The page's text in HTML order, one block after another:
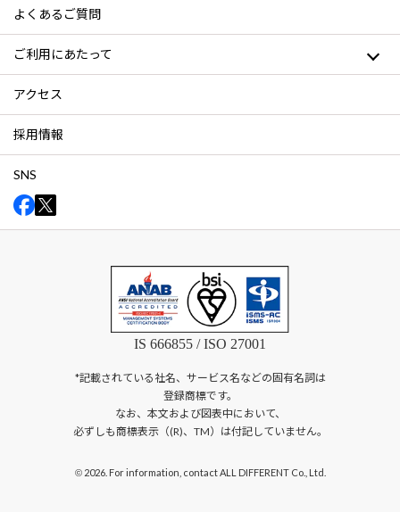
よくあるご質問
ご利用にあたって
アクセス
採用情報
SNS
IS 666855 / ISO 27001
*記載されている社名、サービス名などの固有名詞は
登録商標です。
なお、本文および図表中において、
必ずしも商標表示（(R)、TM）は付記していません。
©2026. For information, contact ALL DIFFERENT Co., Ltd.